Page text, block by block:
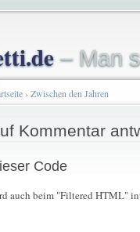
– Man
› Zwischen den Jahren
Kommentar
Code
auch beim "Filtered HTML"